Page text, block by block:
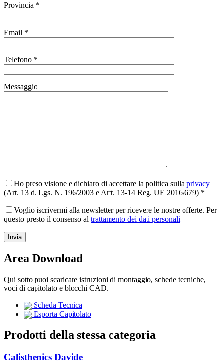
Provincia *
Email *
Telefono *
Messaggio
Ho preso visione e dichiaro di accettare la politica sulla privacy
(Art. 13 d. Lgs. N. 196/2003 e Artt. 13-14 Reg. UE 2016/679) *
Voglio iscrivermi alla newsletter per ricevere le nostre offerte. Per
questo presto il consenso al trattamento dei dati personali
Area Download
Qui sotto puoi scaricare istruzioni di montaggio, schede tecniche,
voci di capitolato e blocchi CAD.
Scheda Tecnica
Esporta Capitolato
Prodotti della stessa categoria
Calisthenics Davide